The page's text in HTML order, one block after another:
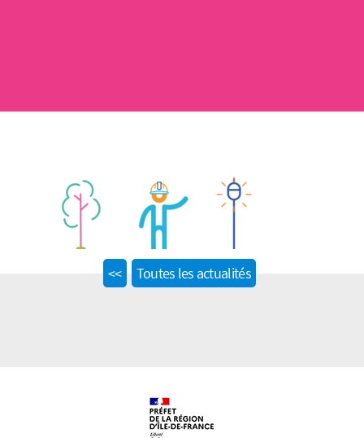
<<Previous
Toutes les actualités